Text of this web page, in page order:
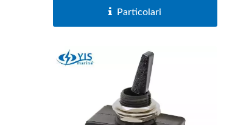
Particolari
Serie Di Interruttori Principali
Per Batterie